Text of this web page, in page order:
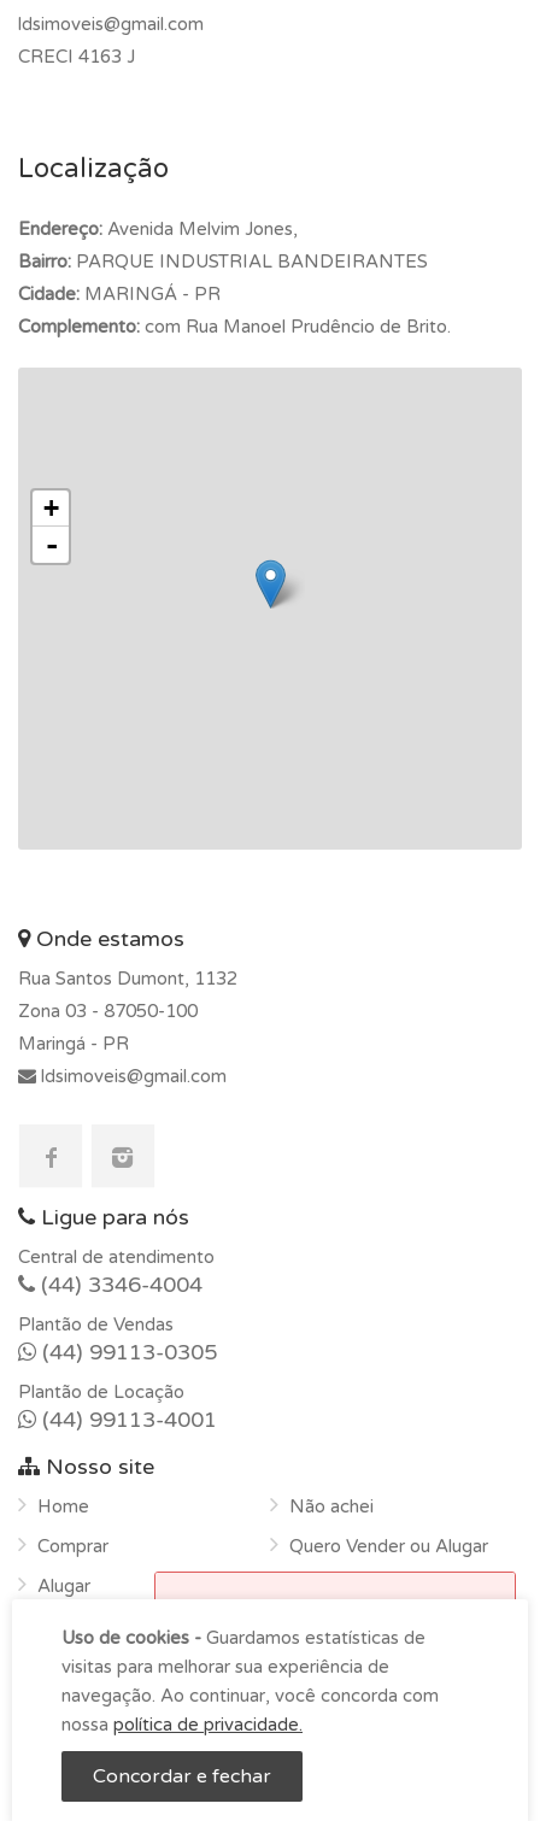
ldsimoveis@gmail.com
CRECI 4163 J
Localização
Endereço: Avenida Melvim Jones,
Bairro: PARQUE INDUSTRIAL BANDEIRANTES
Cidade: MARINGÁ - PR
Complemento: com Rua Manoel Prudêncio de Brito.
+
-
Entre em contato
Onde estamos
Rua Santos Dumont, 1132
Zona 03 - 87050-100
Maringá - PR
ldsimoveis@gmail.com
Ligue para nós
Central de atendimento
(44) 3346-4004
Plantão de Vendas
(44) 99113-0305
Plantão de Locação
(44) 99113-4001
Nosso site
Home
Comprar
Alugar
Sobre
Contato
Não achei
Quero Vender ou Alugar
LDS Imóveis © Copyright 2026 -
Uso de cookies - Guardamos estatísticas de
visitas para melhorar sua experiência de
navegação. Ao continuar, você concorda com
nossa política de privacidade.
Concordar e fechar
9h00 as 18h00 de segunda-
feira à sexta.
OK